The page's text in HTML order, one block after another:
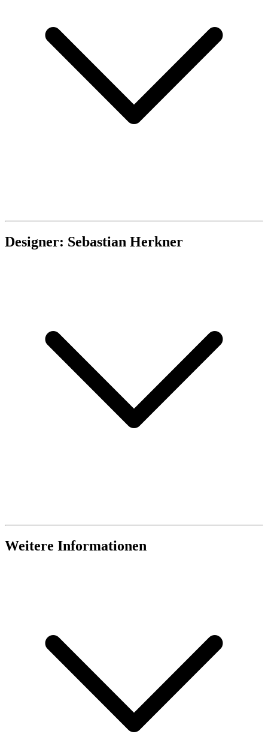
Designer: Sebastian Herkner
Weitere Informationen